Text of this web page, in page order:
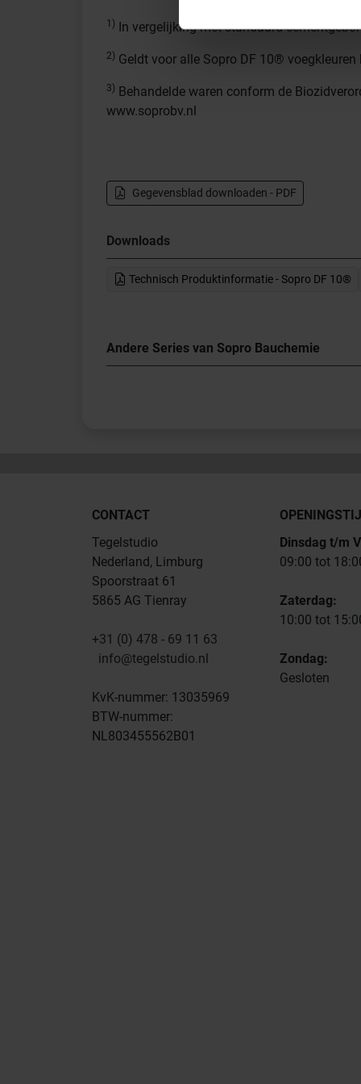
1) In vergelijking met standaard
2) Geldt voor alle Sopro DF 10®
3) Behandelde waren conform de
www.soprobv.nl
Gegevensblad downloaden - PDF
Downloads
Technisch Produktinformatie - Sopro DF 10®
Andere Series van Sopro Bauchemie
CONTACT
Tegelstudio
Nederland, Limburg
Spoorstraat 61
5865 AG Tienray
+31 (0) 478 - 69 11 63
info@tegelstudio.nl
KvK-nummer: 13035969
BTW-nummer:
NL803455562B01
Dinsdag t/m
09:00 tot
Zaterdag:
10:00 tot
Zondag:
Gesloten